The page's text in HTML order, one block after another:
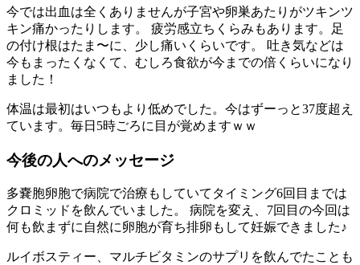
今では出血は全くありませんが子宮や卵巣あたりがツキンツ
キン痛かったりします。 疲労感立ちくらみもあります。足
の付け根はたま〜に、少し痛いくらいです。 吐き気などは
今もまったくなくて、むしろ食欲が今までの倍くらいになり
ました！
体温は最初はいつもより低めでした。今はずーっと37度超え
ています。毎日5時ごろに目が覚めますｗｗ
今後の人へのメッセージ
多嚢胞卵胞で病院で治療もしていてタイミング6回目までは
クロミッドを飲んでいました。 病院を変え、7回目の今回は
何も飲まずに自然に卵胞が育ち排卵もして妊娠できました♪
ルイボスティー、マルチビタミンのサプリを飲んでたことも